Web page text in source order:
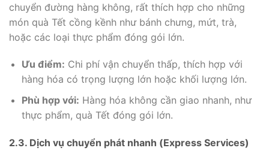
chuyển đường hàng không, rất thích hợp cho những
món quà Tết cồng kềnh như bánh chưng, mứt, trà,
hoặc các loại thực phẩm đóng gói lớn.
Ưu điểm: Chi phí vận chuyển thấp, thích hợp với
hàng hóa có trọng lượng lớn hoặc khối lượng lớn.
Phù hợp với: Hàng hóa không cần giao nhanh, như
thực phẩm, quà Tết đóng gói lớn.
2.3. Dịch vụ chuyển phát nhanh (Express Services)